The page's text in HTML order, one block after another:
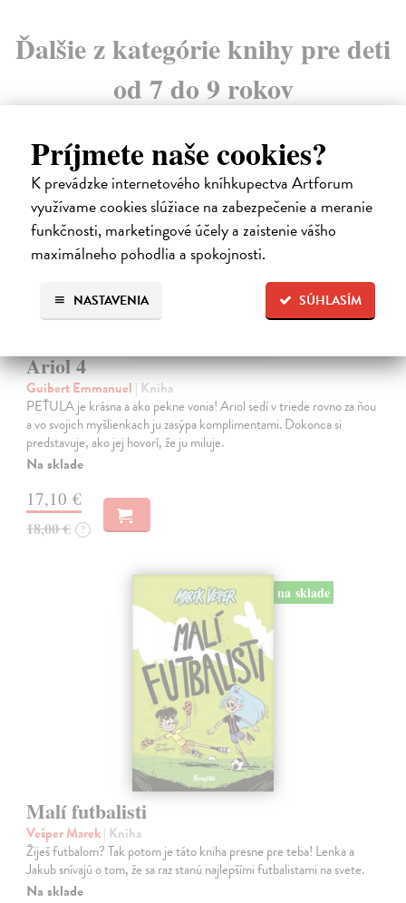
Príjmete naše cookies?
K prevádzke internetového kníhkupectva Artforum
využívame cookies slúžiace na zabezpečenie a meranie
funkčnosti, marketingové účely a zaistenie vášho
maximálneho pohodlia a spokojnosti.
SÚHLASÍM
NASTAVENIA
Ďalšie z kategórie knihy pre deti
od 7 do 9 rokov
na sklade
novinka
Ariol 4
Guibert Emmanuel | Kniha
PEŤULA je krásna a ako pekne vonia! Ariol sedí v triede rovno za ňou
a vo svojich myšlienkach ju zasýpa komplimentami. Dokonca si
predstavuje, ako jej hovorí, že ju miluje.
Na sklade
17,10 €
18,00 € ?
na sklade
Malí futbalisti
Vešper Marek| Kniha
Žiješ futbalom? Tak potom je táto kniha presne pre teba! Lenka a
Jakub snívajú o tom, že sa raz stanú najlepšími futbalistami na svete.
Na sklade